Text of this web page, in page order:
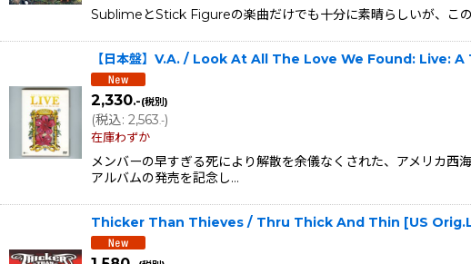
SublimeとStick Figureの楽曲だけでも十分に素晴らしいが、
【日本盤】V.A. / Look At All The Love We Found: Live:
2,330.-(税別)
(税込: 2,563.-)
在庫わずか
メンバーの早すぎる死により解散を余儀なくされた、アメリカ
アルバムの発売を記念し…
Thicker Than Thieves / Thru Thick And Thin [US